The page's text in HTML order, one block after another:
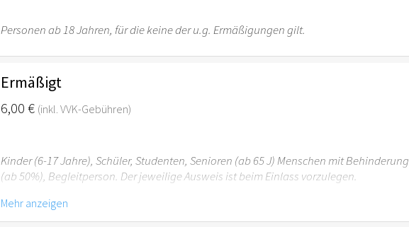
Personen ab 18 Jahren, für die keine der u.g. Ermäßigungen gilt.
Ermäßigt
6,00 € (inkl. VVK-Gebühren)
Kinder (6-17 Jahre), Schüler, Studenten, Senioren (ab 65 J) Menschen mit Behinderung
(ab 50%), Begleitperson. Der jeweilige Ausweis ist beim Einlass vorzulegen.
Hinweis: Für Kinder unter 6 Jahren ist der Ostergarten Stuttgart nicht
empfehlenswert.
Mehr anzeigen